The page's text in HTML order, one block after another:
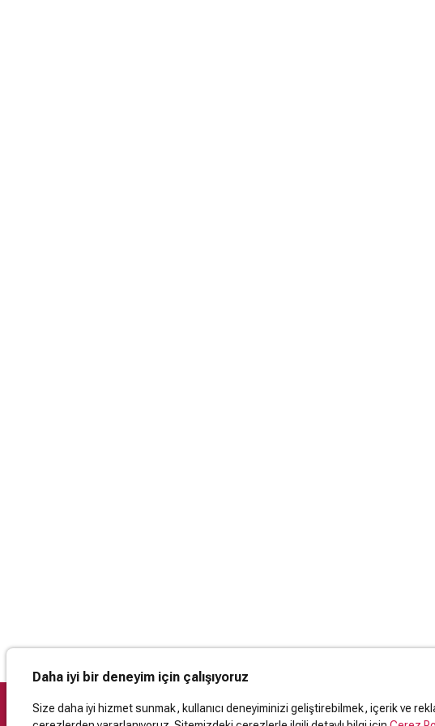
Daha iyi bir deneyim için çalışıyoruz
Size daha iyi hizmet sunmak, kullanıcı deneyiminizi geliştirebilmek, içerik ve